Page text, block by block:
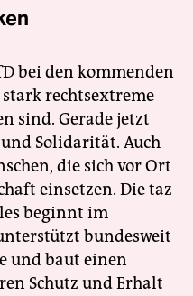
bei den kommenden
rechtsextreme
sind. Gerade jetzt
Solidarität. Auch
die sich vor Ort
einsetzen. Die taz
beginnt im
bundesweit
und baut einen
Schutz und Erhalt